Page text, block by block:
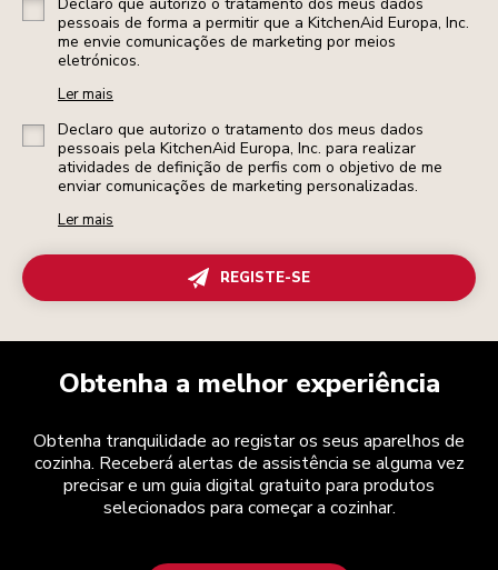
pessoais de forma a permitir que a KitchenAid Europa, Inc.
me envie comunicações de marketing por meios
eletrónicos.
Ler mais
Declaro que autorizo o tratamento dos meus dados
pessoais pela KitchenAid Europa, Inc. para realizar
atividades de definição de perfis com o objetivo de me
enviar comunicações de marketing personalizadas.
Ler mais
REGISTE-SE
Obtenha a melhor experiência
Obtenha tranquilidade ao registar os seus aparelhos de
cozinha. Receberá alertas de assistência se alguma vez
precisar e um guia digital gratuito para produtos
selecionados para começar a cozinhar.